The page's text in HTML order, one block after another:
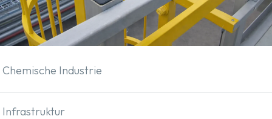
Chemische Industrie
Infrastruktur